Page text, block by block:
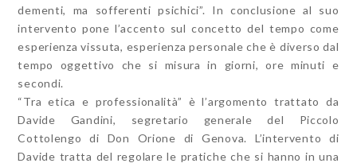
dementi, ma sofferenti psichici”. In conclusione al suo
intervento pone l’accento sul concetto del tempo come
esperienza vissuta, esperienza personale che è diverso dal
tempo oggettivo che si misura in giorni, ore minuti e
secondi.
“Tra etica e professionalità” è l’argomento trattato da
Davide Gandini, segretario generale del Piccolo
Cottolengo di Don Orione di Genova. L’intervento di
Davide tratta del regolare le pratiche che si hanno in una